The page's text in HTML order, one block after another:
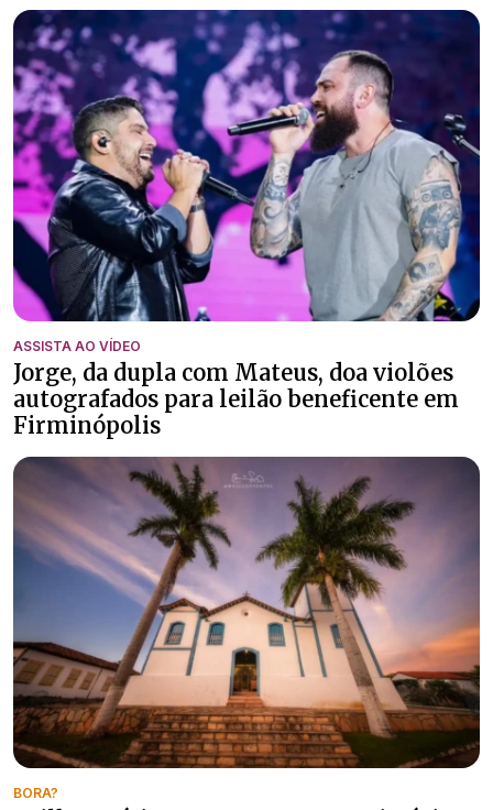
ASSISTA AO VÍDEO
Jorge, da dupla com Mateus, doa violões
autografados para leilão beneficente em
Firminópolis
BORA?